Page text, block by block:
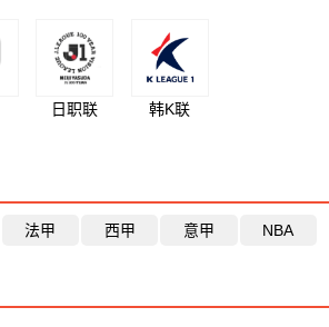
日职联 韩K联
法甲 西甲 意甲 NBA